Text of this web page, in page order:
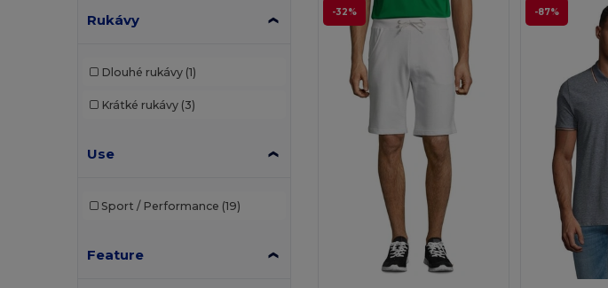
Elevate Life
GiftRetail
Just Cool
Rukávy
Dlouhé rukávy (1)
Krátké rukávy (3)
Use
Sport / Performance (19)
Feature
-32% -87%